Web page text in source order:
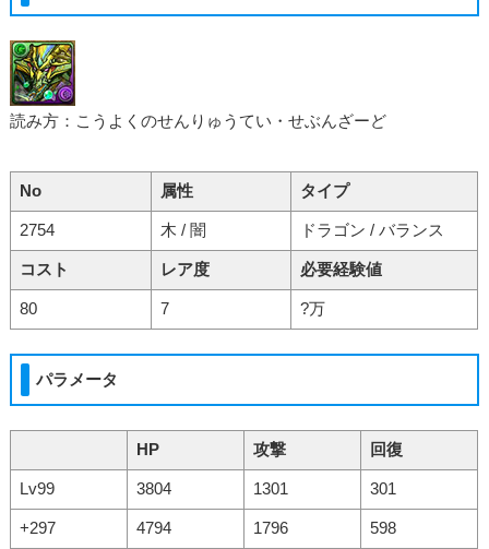
読み方：こうよくのせんりゅうてい・せぶんざーど
No 属性 タイプ
2754 木 / 闇 ドラゴン / バランス
コスト レア度 必要経験値
80 7 ?万
パラメータ
HP 攻撃 回復
Lv99 3804 1301 301
+297 4794 1796 598